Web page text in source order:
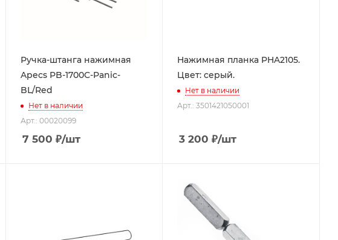
Ручка-штанга нажимная
Apecs PB-1700С-Panic-
BL/Red
Нет в наличии
Арт.: 00020099
7 500 ₽/шт
Нажимная планка PHA2105.
Цвет: серый.
Нет в наличии
Арт.: 3501421050001
3 200 ₽/шт